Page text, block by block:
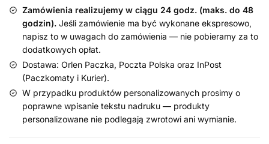
z
nadrukiem
Zamówienia realizujemy w ciągu 24 godz. (maks. do 48
godzin). Jeśli zamówienie ma być wykonane ekspresowo,
napisz to w uwagach do zamówienia — nie pobieramy za to
dodatkowych opłat.
Dostawa: Orlen Paczka, Poczta Polska oraz InPost
(Paczkomaty i Kurier).
W przypadku produktów personalizowanych prosimy o
poprawne wpisanie tekstu nadruku — produkty
personalizowane nie podlegają zwrotowi ani wymianie.